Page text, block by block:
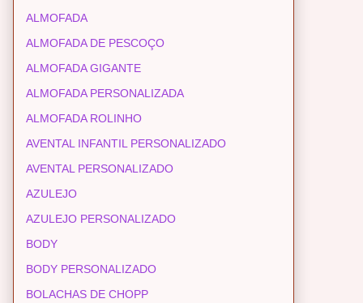
ALMOFADA
ALMOFADA DE PESCOÇO
ALMOFADA GIGANTE
ALMOFADA PERSONALIZADA
ALMOFADA ROLINHO
AVENTAL INFANTIL PERSONALIZADO
AVENTAL PERSONALIZADO
AZULEJO
AZULEJO PERSONALIZADO
BODY
BODY PERSONALIZADO
BOLACHAS DE CHOPP